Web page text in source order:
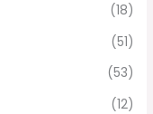
(18)
(51)
(53)
(12)